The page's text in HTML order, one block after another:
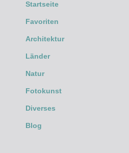
Startseite
Favoriten
Architektur
Länder
Natur
Fotokunst
Diverses
Blog